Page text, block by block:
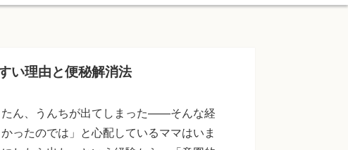
い理由と便秘解消法
ん、うんちが出てしまった——そんな経
ったのでは」と心配しているママはいま